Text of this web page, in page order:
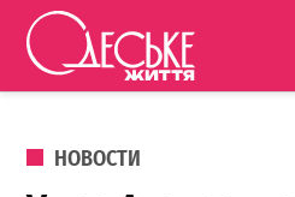
Перейти к содержанию
життя
ОПУБЛИКОВАНО В
НОВОСТИ